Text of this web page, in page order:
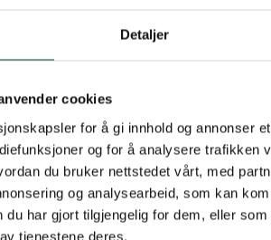
Detaljer
cookies
for å gi innhold og annonser
og for å analysere trafikken
du bruker nettstedet vårt, med
og analysearbeid, som kan
du har gjort tilgjengelig for dem, eller
tjenestene deres.
prinsippet
ogsamlet
teknikker og